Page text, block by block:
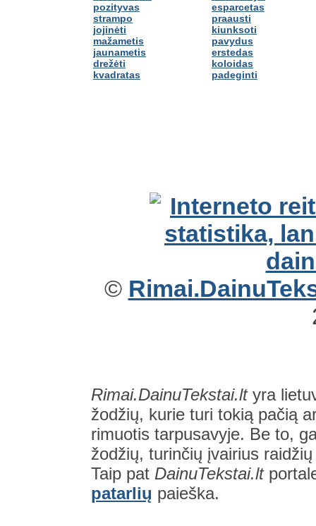
pozityvas
strampo
jojinėti
mažametis
jaunametis
drežėti
kvadratas
esparcetas
praausti
kiunksoti
pavydus
erstedas
koloidas
padeginti
©
Rimai.DainuTekstai.ltyra
žodžių, kurie turi tokią pačią
rimuotis tarpusavyje. Be to,
žodžių, turinčių įvairius
Taip pat DainuTekstai.lt
patarlių paieška.